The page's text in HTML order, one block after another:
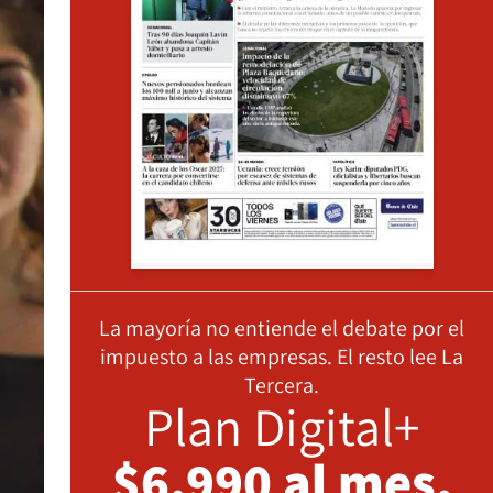
La mayoría no entiende el debate por el
impuesto a las empresas. El resto lee La
Tercera.
Plan Digital+